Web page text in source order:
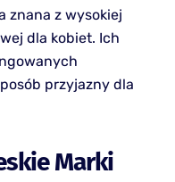
znana z wysokiej
dla kobiet. Ich
przyjazny dla
Marki